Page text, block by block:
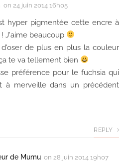
on 24 juin 2014 16h05
hyper pigmentée cette encre à
J'aime beaucoup
de plus en plus la couleur
te va tellement bien
préférence pour le fuchsia qui
à merveille dans un précédent
REPLY
de Mumu on 28 juin 2014 19h07